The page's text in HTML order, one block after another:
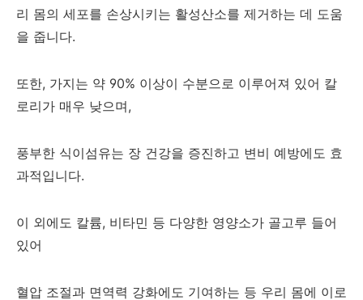
리 몸의 세포를 손상시키는 활성산소를 제거하는 데 도움
을 줍니다.
또한, 가지는 약 90% 이상이 수분으로 이루어져 있어 칼
로리가 매우 낮으며,
풍부한 식이섬유는 장 건강을 증진하고 변비 예방에도 효
과적입니다.
이 외에도 칼륨, 비타민 등 다양한 영양소가 골고루 들어
있어
혈압 조절과 면역력 강화에도 기여하는 등 우리 몸에 이로